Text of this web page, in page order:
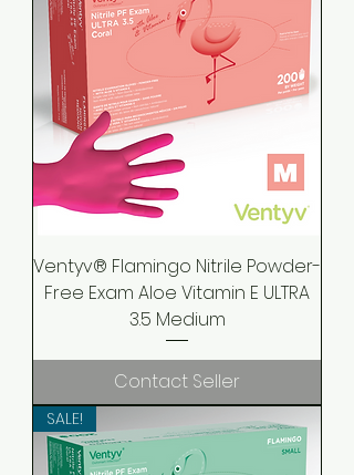
Ventyv® Flamingo Nitrile Powder-
Free Exam Aloe Vitamin E ULTRA
3.5 Medium
Contact Seller
SALE!